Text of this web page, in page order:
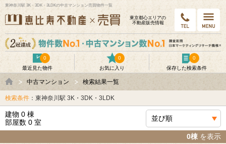
東神奈川駅 3K・3DK・3LDKの中古マンション売買物件一覧
東京都⼼エリアの
不動産販売情報
最近見た物件
0
お気に入り
0
保存した検索条件
0
中古マンション 検索結果一覧
検索条件 ：東神奈川駅 3K・3DK・3LDK
建物 0 棟
部屋数 0 室
0棟 を表示